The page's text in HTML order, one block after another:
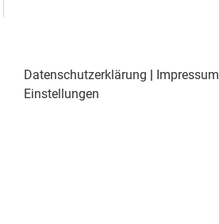
Datenschutzerklärung | Impressum
Einstellungen